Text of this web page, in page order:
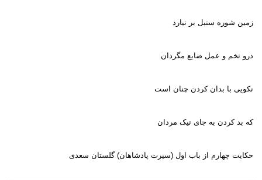
زمین شوره سنبل بر نیارد
درو تخم و عمل ضایع مگردان
نکویی با بدان کردن چنان است
که بد کردن به جای نیک مردان
حکایت چهارم از باب اول (سیرت پادشاهان) گلستان سعدی